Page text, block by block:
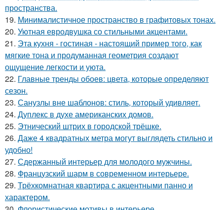
пространства.
19. Минималистичное пространство в графитовых тонах.
20. Уютная евродвушка со стильными акцентами.
21. Эта кухня - гостиная - настоящий пример того, как
мягкие тона и продуманная геометрия создают
ощущение легкости и уюта.
22. Главные тренды обоев: цвета, которые определяют
сезон.
23. Санузлы вне шаблонов: стиль, который удивляет.
24. Дуплекс в духе американских домов.
25. Этнический штрих в городской трёшке.
26. Даже 4 квадратных метра могут выглядеть стильно и
удобно!
27. Сдержанный интерьер для молодого мужчины.
28. Французский шарм в современном интерьере.
29. Трёхкомнатная квартира с акцентными панно и
характером.